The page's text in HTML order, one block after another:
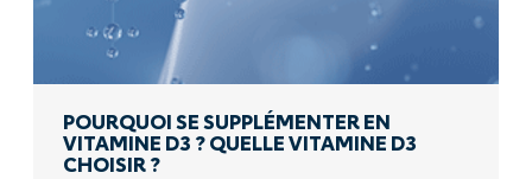
POURQUOI SE SUPPLÉMENTER EN
VITAMINE D3 ? QUELLE VITAMINE D3
CHOISIR ?